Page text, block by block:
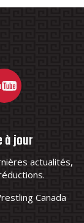
à jour
actualités,
Canada